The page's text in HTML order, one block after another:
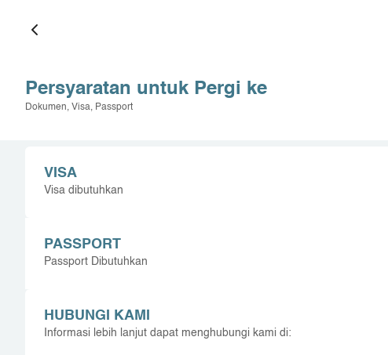
Persyaratan untuk Pergi ke
Dokumen, Visa, Passport
VISA
Visa dibutuhkan
PASSPORT
Passport Dibutuhkan
HUBUNGI KAMI
Informasi lebih lanjut dapat menghubungi kami di: